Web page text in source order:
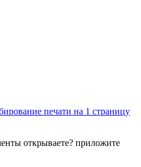
печати на 1 страницу
открываете? приложите